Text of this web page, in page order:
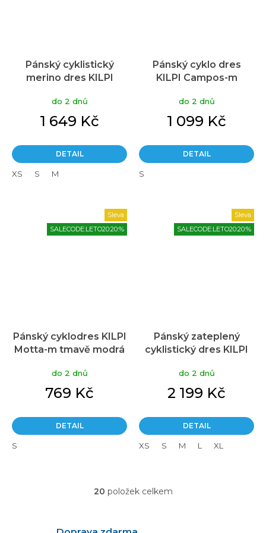
Pánský cyklistický
merino dres KILPI
do 2 dnů
1 649 Kč
DETAIL
XS S M
Pánský cyklo dres
KILPI Campos-m
do 2 dnů
1 099 Kč
DETAIL
S
Sleva
SALECODE:LETO20:20:%
Pánský cyklodres KILPI
Motta-m tmavě modrá
do 2 dnů
769 Kč
DETAIL
S
Sleva
SALECODE:LETO20:20:%
Pánský zateplený
cyklistický dres KILPI
do 2 dnů
2 199 Kč
DETAIL
XS S M L XL
O
á
20 položek celkem